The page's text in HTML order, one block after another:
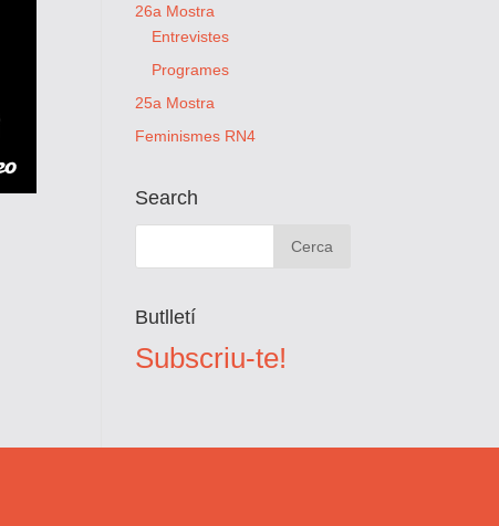
26a Mostra
Entrevistes
Programes
25a Mostra
Feminismes RN4
Search
Butlletí
Subscriu-te!